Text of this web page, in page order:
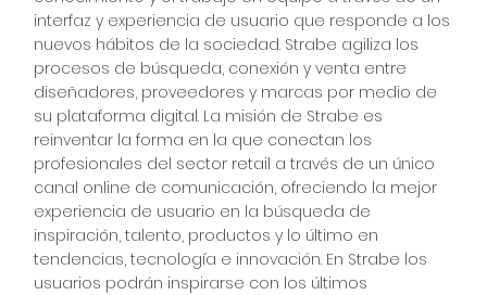
interfaz y experiencia de usuario que responde a los
nuevos hábitos de la sociedad. Strabe agiliza los
procesos de búsqueda, conexión y venta entre
diseñadores, proveedores y marcas por medio de
su plataforma digital. La misión de Strabe es
reinventar la forma en la que conectan los
profesionales del sector retail a través de un único
canal online de comunicación, ofreciendo la mejor
experiencia de usuario en la búsqueda de
inspiración, talento, productos y lo último en
tendencias, tecnología e innovación. En Strabe los
usuarios podrán inspirarse con los últimos